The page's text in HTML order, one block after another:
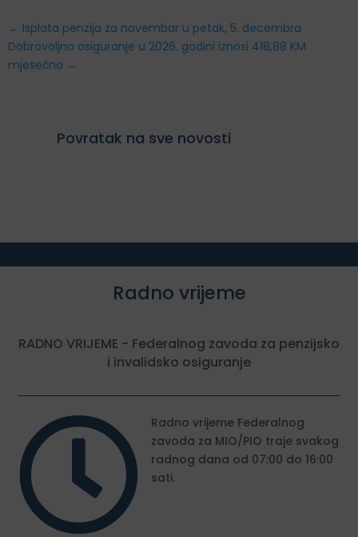
← Isplata penzija za novembar u petak, 5. decembra
Dobrovoljno osiguranje u 2026. godini iznosi 418,88 KM
mjesečno →
Povratak na sve novosti
Radno vrijeme
RADNO VRIJEME - Federalnog zavoda za penzijsko
i invalidsko osiguranje

Radno vrijeme Federalnog
zavoda za MIO/PIO traje svakog
radnog dana od 07:00 do 16:00
sati.